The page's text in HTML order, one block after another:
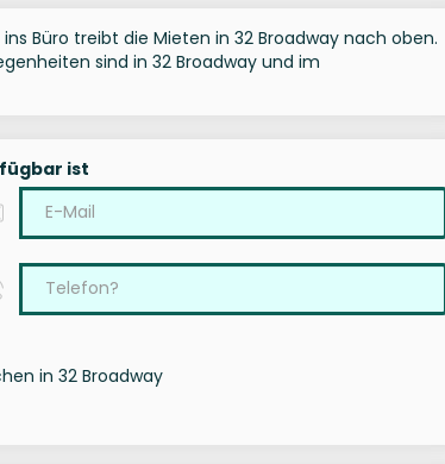
Büro treibt die Mieten in 32 Broadway nach oben.
sind in 32 Broadway und im
ist
in 32 Broadway